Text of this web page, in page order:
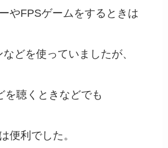
やFPSゲームをするときは
どを使っていましたが、
を聴くときなどでも
便利でした。